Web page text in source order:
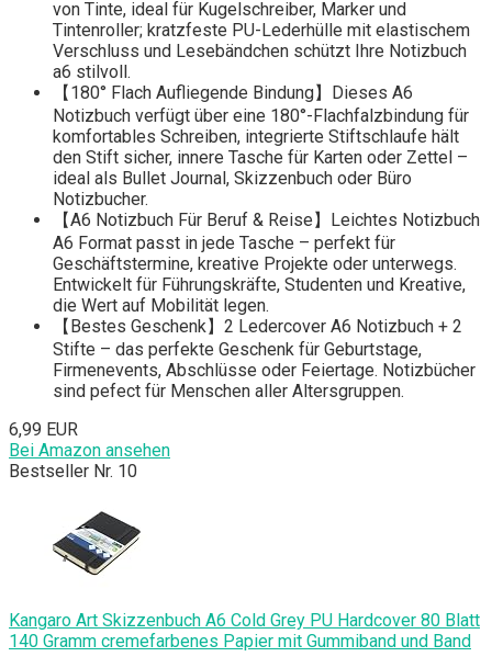
von Tinte, ideal für Kugelschreiber, Marker und
Tintenroller; kratzfeste PU-Lederhülle mit elastischem
Verschluss und Lesebändchen schützt Ihre Notizbuch
a6 stilvoll.
【180° Flach Aufliegende Bindung】Dieses A6
Notizbuch verfügt über eine 180°-Flachfalzbindung für
komfortables Schreiben, integrierte Stiftschlaufe hält
den Stift sicher, innere Tasche für Karten oder Zettel –
ideal als Bullet Journal, Skizzenbuch oder Büro
Notizbucher.
【A6 Notizbuch Für Beruf & Reise】Leichtes Notizbuch
A6 Format passt in jede Tasche – perfekt für
Geschäftstermine, kreative Projekte oder unterwegs.
Entwickelt für Führungskräfte, Studenten und Kreative,
die Wert auf Mobilität legen.
【Bestes Geschenk】2 Ledercover A6 Notizbuch + 2
Stifte – das perfekte Geschenk für Geburtstage,
Firmenevents, Abschlüsse oder Feiertage. Notizbücher
sind pefect für Menschen aller Altersgruppen.
6,99 EUR
Bei Amazon ansehen
Bestseller Nr. 10
Kangaro Art Skizzenbuch A6 Cold Grey PU Hardcover 80 Blatt
140 Gramm cremefarbenes Papier mit Gummiband und Band